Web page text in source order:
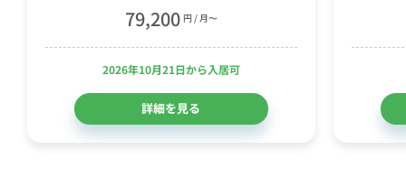
79,200 円 / 月〜
2026年10月21日から入居可
詳細を見る